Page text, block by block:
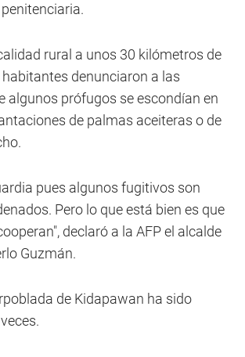
rural a unos 30 kilómetros de
denunciaron a las
algunos prófugos se escondían en
de palmas aceiteras o de
pues algunos fugitivos son
Pero lo que está bien es que
declaró a la AFP el alcalde
Guzmán.
de Kidapawan ha sido